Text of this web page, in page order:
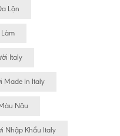
Lộn
Italy
Made In Italy
Nâu
Nhập Khẩu Italy